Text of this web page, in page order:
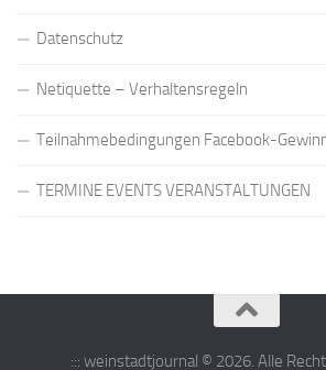
Datenschutz
Netiquette – Verhaltensregeln
Teilnahmebedingungen Facebook-
TERMINE EVENTS VERANSTALTUNGEN
::: weinstadtjournal © 2026. Alle